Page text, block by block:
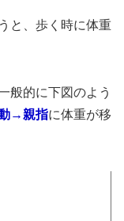
と、歩く時に体重
般的に下図のよう
→親指に体重が移